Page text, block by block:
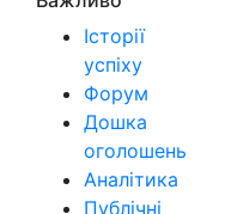
Історії
успіху
Форум
Дошка
оголошень
Аналітика
Публічні